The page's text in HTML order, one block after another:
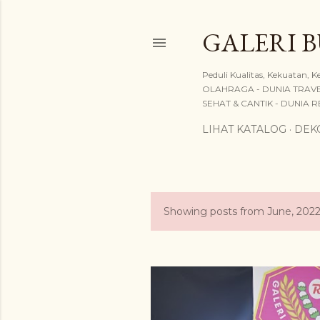
GALERI
Peduli Kualitas, Kekuatan,
OLAHRAGA - DUNIA
SEHAT & CANTIK - DUNIA
LIHAT KATALOG
PShowing posts from June, 2022